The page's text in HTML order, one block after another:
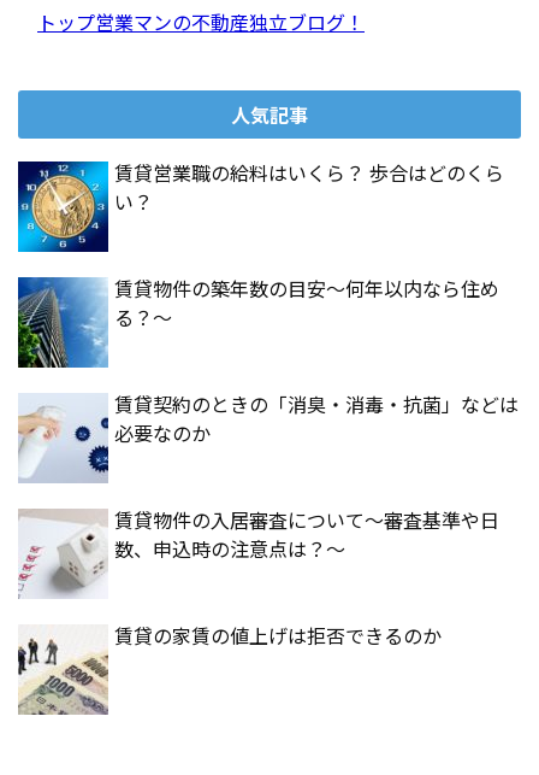
トップ営業マンの不動産独立ブログ！
人気記事
賃貸営業職の給料はいくら？ 歩合はどのくら
い？
賃貸物件の築年数の目安～何年以内なら住め
る？～
賃貸契約のときの「消臭・消毒・抗菌」などは
必要なのか
賃貸物件の入居審査について～審査基準や日
数、申込時の注意点は？～
賃貸の家賃の値上げは拒否できるのか